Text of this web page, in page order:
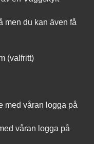
men du kan även få
(valfritt)
med våran logga på
våran logga på